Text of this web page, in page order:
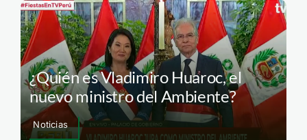
¿Quién es Vladimiro Huaroc, el
nuevo ministro del Ambiente?
Noticias